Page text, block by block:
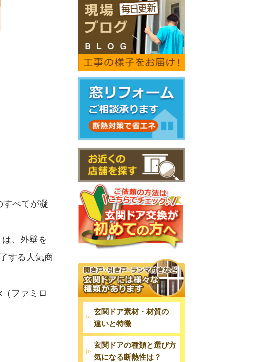
すべてが凝
、外壁を
する人気商
ファミロ
玄関ドア素材・材質の
違いと特徴
玄関ドアの種類と選び方
気になる断熱性は？